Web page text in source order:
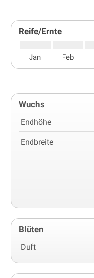
Reife/Ernte
Jan Feb
Wuchs
Endhöhe
Endbreite
Blüten
Duft